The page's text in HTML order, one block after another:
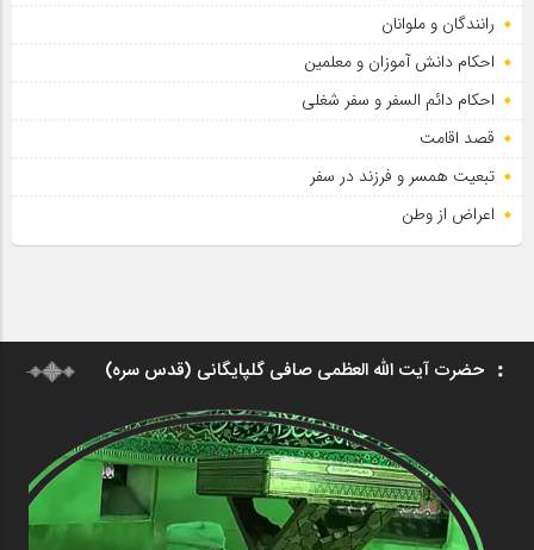
رانندگان و ملوانان
احکام دانش آموزان و معلمین
احکام دائم السفر و سفر شغلی
قصد اقامت
تبعیت همسر و فرزند در سفر
اعراض از وطن
حضرت آیت الله العظمی صافی گلپایگانی (قدس سره)